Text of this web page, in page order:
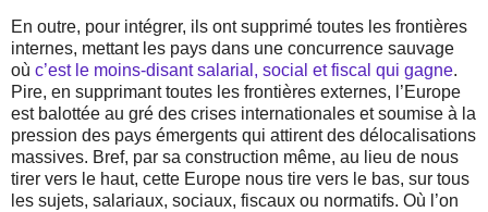
En outre, pour intégrer, ils ont supprimé toutes les frontières
internes, mettant les pays dans une concurrence sauvage
où c’est le moins-disant salarial, social et fiscal qui gagne.
Pire, en supprimant toutes les frontières externes, l’Europe
est balottée au gré des crises internationales et soumise à la
pression des pays émergents qui attirent des délocalisations
massives. Bref, par sa construction même, au lieu de nous
tirer vers le haut, cette Europe nous tire vers le bas, sur tous
les sujets, salariaux, sociaux, fiscaux ou normatifs. Où l’on